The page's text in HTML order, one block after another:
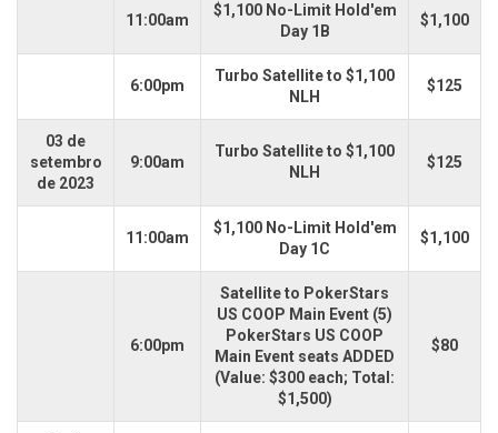
11:00am
$1,100 No-Limit Hold'em
Day 1B
$1,100
6:00pm
Turbo Satellite to $1,100
NLH
$125
03 de
setembro
de 2023
9:00am
Turbo Satellite to $1,100
NLH
$125
11:00am
$1,100 No-Limit Hold'em
Day 1C
$1,100
6:00pm
Satellite to PokerStars
US COOP Main Event (5)
PokerStars US COOP
Main Event seats ADDED
(Value: $300 each; Total:
$1,500)
$80